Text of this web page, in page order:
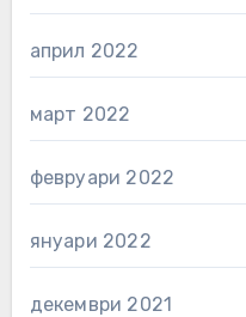
април 2022
март 2022
февруари 2022
януари 2022
декември 2021